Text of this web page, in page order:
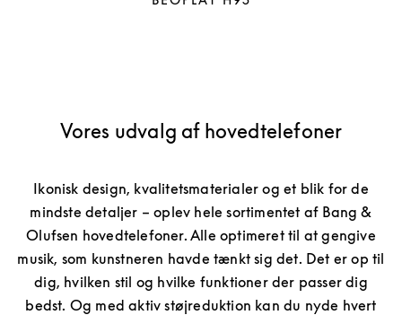
Vores udvalg af hovedtelefoner
Ikonisk design, kvalitetsmaterialer og et blik for de
mindste detaljer – oplev hele sortimentet af Bang &
Olufsen hovedtelefoner. Alle optimeret til at gengive
musik, som kunstneren havde tænkt sig det. Det er op til
dig, hvilken stil og hvilke funktioner der passer dig
bedst. Og med aktiv støjreduktion kan du nyde hvert